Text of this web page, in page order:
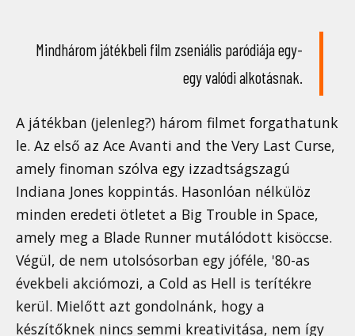
Mindhárom játékbeli film zseniális paródiája egy-
egy valódi alkotásnak.
A játékban (jelenleg?) három filmet forgathatunk
le. Az első az Ace Avanti and the Very Last Curse,
amely finoman szólva egy izzadtságszagú
Indiana Jones koppintás. Hasonlóan nélkülöz
minden eredeti ötletet a Big Trouble in Space,
amely meg a Blade Runner mutálódott kisöccse.
Végül, de nem utolsósorban egy jóféle, '80-as
évekbeli akciómozi, a Cold as Hell is terítékre
kerül. Mielőtt azt gondolnánk, hogy a
készítőknek nincs semmi kreativitása, nem így